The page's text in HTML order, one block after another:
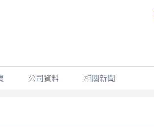
公司資料 相關新聞